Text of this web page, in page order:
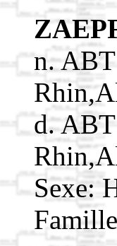
n.
d.
Sexe: